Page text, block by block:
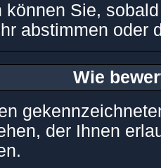
können Sie,
abstimmen oder
Wie
der Ihnen